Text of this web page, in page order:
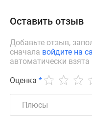
Оставить отзыв
Добавьте отзыв,
сначала войдите на
автоматически
Оценка *